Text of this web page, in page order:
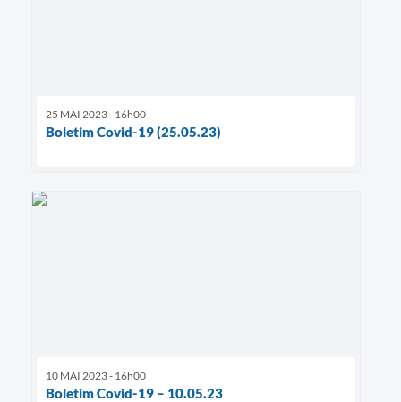
25 MAI 2023 - 16h00
Boletim Covid-19 (25.05.23)
10 MAI 2023 - 16h00
Boletim Covid-19 – 10.05.23